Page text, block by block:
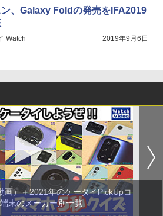
、Galaxy Foldの発売をIFA2019
Watch 2019年9月6日
画）＋2021年のケータイPickUpコ
末のメーカー別一覧